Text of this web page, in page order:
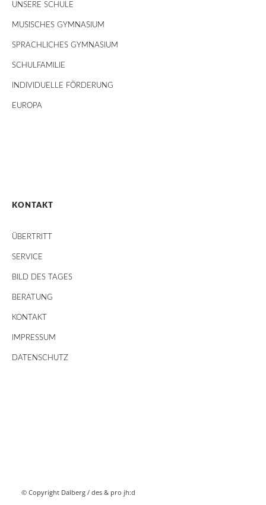
UNSERE SCHULE
MUSISCHES GYMNASIUM
SPRACHLICHES GYMNASIUM
SCHULFAMILIE
INDIVIDUELLE FÖRDERUNG
EUROPA
KONTAKT
ÜBERTRITT
SERVICE
BILD DES TAGES
BERATUNG
KONTAKT
IMPRESSUM
DATENSCHUTZ
© Copyright Dalberg / des & pro jh:d